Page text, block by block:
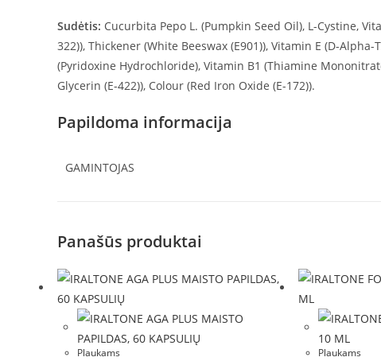
Sudėtis: Cucurbita Pepo L. (Pumpkin Seed Oil), L-Cystine,
322)), Thickener (White Beeswax (E901)), Vitamin E (D-
(Pyridoxine Hydrochloride), Vitamin B1 (Thiamine
Glycerin (E-422)), Colour (Red Iron Oxide (E-172)).
Papildoma informacija
GAMINTOJAS
Panašūs produktai
Plaukams Plaukams